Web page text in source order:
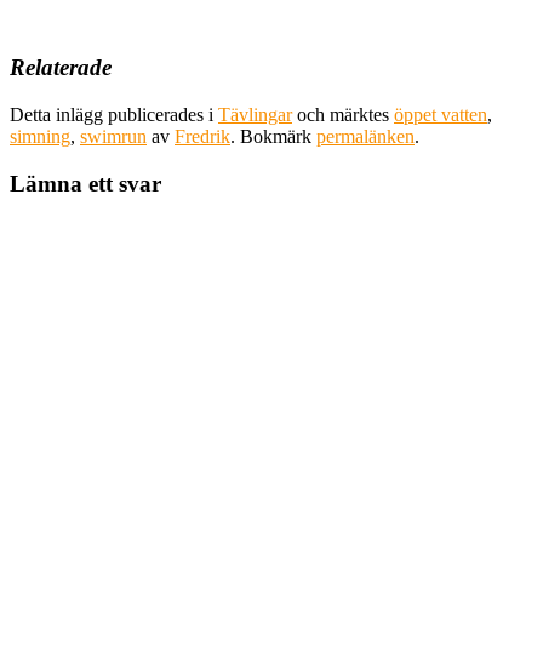
Relaterade
Detta inlägg publicerades i Tävlingaroch märktes öppet vatten,
simning, swimrun av Fredrik. Bokmärk permalänken.
Lämna ett svar